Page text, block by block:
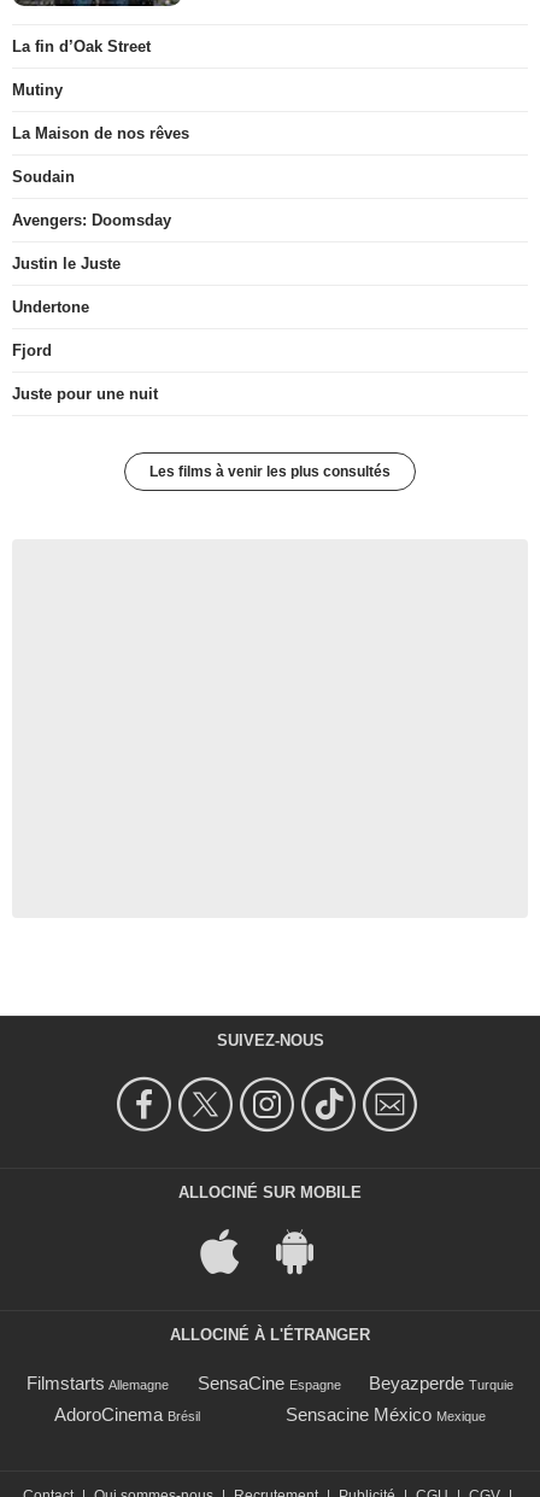
La fin d’Oak Street
Mutiny
La Maison de nos rêves
Soudain
Avengers: Doomsday
Justin le Juste
Undertone
Fjord
Juste pour une nuit
Les films à venir les plus consultés
SUIVEZ-NOUS
ALLOCINÉ SUR MOBILE
ALLOCINÉ À L'ÉTRANGER
Filmstarts Allemagne SensaCine Espagne Beyazperde Turquie
AdoroCinema Brésil Sensacine México Mexique